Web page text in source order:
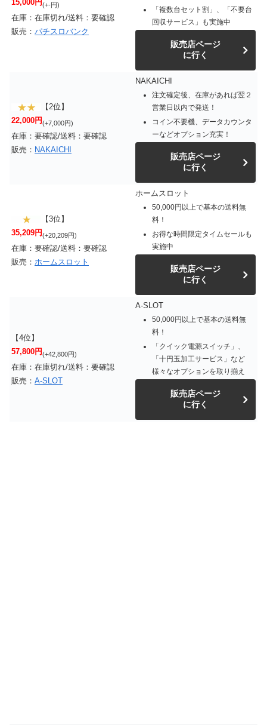
15,000円(+-円)
在庫：在庫切れ/送料：要確認
販売： パチスロバンク
「複数台セット割」、「不要台
回収サービス」も実施中
販売店ページ
に行く
【2位】
22,000円(+7,000円)
在庫：要確認/送料：要確認
販売： NAKAICHI
NAKAICHI
注文確定後、在庫があれば翌２
営業日以内で発送！
コイン不要機、データカウンタ
ーなどオプション充実！
販売店ページ
に行く
【3位】
35,209円(+20,209円)
在庫：要確認/送料：要確認
販売： ホームスロット
ホームスロット
50,000円以上で基本の送料無
料！
お得な時間限定タイムセールも
実施中
販売店ページ
に行く
【4位】
57,800円(+42,800円)
在庫：在庫切れ/送料：要確認
販売： A-SLOT
A-SLOT
50,000円以上で基本の送料無
料！
「クイック電源スイッチ」、
「十円玉加工サービス」など
様々なオプションを取り揃え
販売店ページ
に行く